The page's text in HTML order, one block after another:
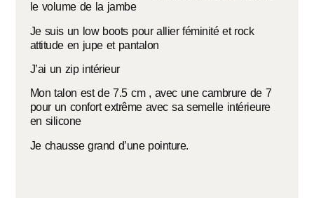
le volume de la jambe
Je suis un low boots pour allier féminité et rock
attitude en jupe et pantalon
J’ai un zip intérieur
Mon talon est de 7.5 cm , avec une cambrure de 7
pour un confort extrême avec sa semelle intérieure
en silicone
Je chausse grand d’une pointure.